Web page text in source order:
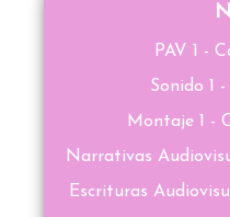
PAV 1 -
Sonido 1
Montaje 1 -
Narrativas
Escrituras